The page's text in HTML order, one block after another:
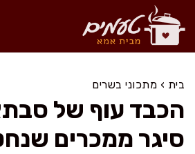
לדלג
לתוכן
בית › מתכוני בשרים
הכבד עוף של
סיגר ממכרים